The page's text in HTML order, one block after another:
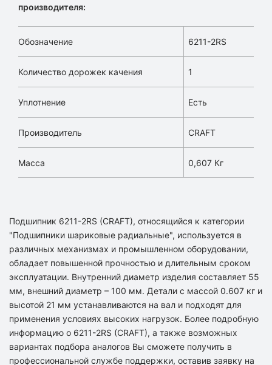
производителя:
Обозначение 6211-2RS
Количество дорожек качения 1
Уплотнение Есть
Производитель CRAFT
Масса 0,607 Кг
Подшипник 6211-2RS (CRAFT), относящийся к категории
"Подшипники шариковые радиальные", используется в
различных механизмах и промышленном оборудовании,
обладает повышенной прочностью и длительным сроком
эксплуатации. Внутренний диаметр изделия составляет 55
мм, внешний диаметр – 100 мм. Детали с массой 0.607 кг и
высотой 21 мм устанавливаются на вал и подходят для
применения условиях высоких нагрузок. Более подробную
информацию о 6211-2RS (CRAFT), а также возможных
вариантах подбора аналогов Вы сможете получить в
профессиональной службе поддержки, оставив заявку на